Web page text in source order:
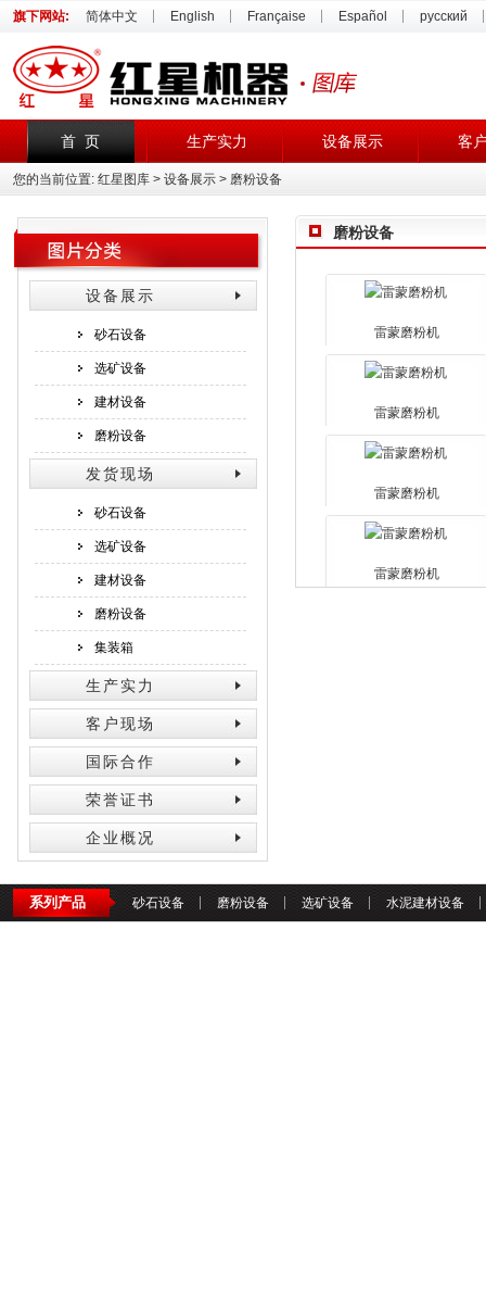
旗下网站: 简体中文 English Française Español русский
首 页 生产实力 设备展示 客
您的当前位置: 红星图库 > 设备展示 > 磨粉设备
设备展示
砂石设备
选矿设备
建材设备
磨粉设备
发货现场
砂石设备
选矿设备
建材设备
磨粉设备
集装箱
生产实力
客户现场
国际合作
荣誉证书
企业概况
磨粉设备
雷蒙磨粉机
雷蒙磨粉机
雷蒙磨粉机
雷蒙磨粉机
系列产品 砂石设备 磨粉设备 选矿设备 水泥建材设备